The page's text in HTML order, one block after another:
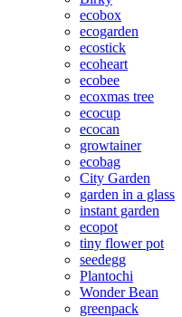
ecobox
ecogarden
ecostick
ecoheart
ecobee
ecoxmas tree
ecocup
ecocan
growtainer
ecobag
City Garden
garden in a glass
instant garden
ecopot
tiny flower pot
seedegg
Plantochi
Wonder Bean
greenpack